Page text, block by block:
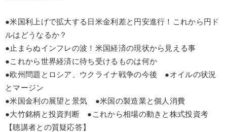
井上和弘の財務力UP
2026年夏季全国経営者セミナー収録講演ＣＤ・講演ＤＶＤ・デジ
タル版（音声／動画ストリーミング・ダウンロード）
後継社長・アトツギ
【最新刊】精神科医・和田秀樹の「老いない力」＋健康な社長と
会社をつくる厳選講話
●米国利上げで拡大する日米金利差と円安進行！これから円ド
ルはどうなるか？
●止まらぬインフレの波！米国経済の現状から見える事
●これから世界経済に待ち受けるものは何か
●欧州問題とロシア、ウクライナ戦争の今後 ●オイルの状況
とマージン
●米国金利の展望と景気 ●米国の製造業と個人消費
●大竹銘柄と投資判断 ●これから相場の動きと株式投資考
【聴講者との質疑応答】